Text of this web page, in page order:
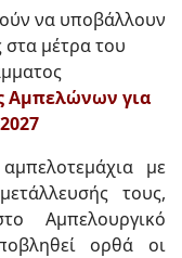
να υποβάλλουν
στα μέτρα του
Αμπελώνων για
με
τους,
Αμπελουργικό
ορθά οι